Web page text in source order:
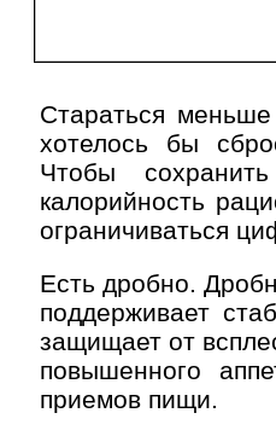
Стараться
хотелось бы
Чтобы
калорийность
ограничиваться
Есть дробно.
поддерживает
защищает от
повышенного
приемов пищи.